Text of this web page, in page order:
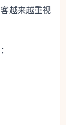
越来越重视